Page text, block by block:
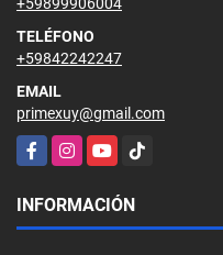
TELÉFONO
+59842242247
EMAIL
primexuy@gmail.com
FacebookInstagramYouTubeTikTok
INFORMACIÓN